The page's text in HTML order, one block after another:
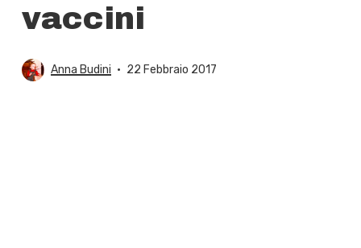
vaccini
Anna Budini 22 Febbraio 2017